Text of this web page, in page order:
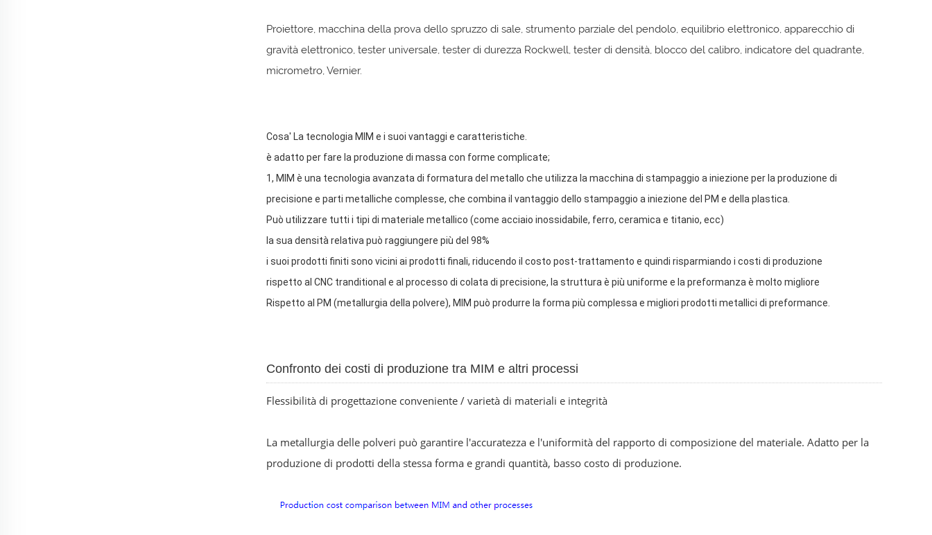
Proiettore, macchina della prova dello spruzzo di sale, strumento parziale del pendolo, equilibrio elettronico, apparecchio di
gravità elettronico, tester universale, tester di durezza Rockwell, tester di densità, blocco del calibro, indicatore del quadrante,
micrometro, Vernier.
Cosa' La tecnologia MIM e i suoi vantaggi e caratteristiche.
è adatto per fare la produzione di massa con forme complicate;
1, MIM è una tecnologia avanzata di formatura del metallo che utilizza la macchina di stampaggio a iniezione per la produzione di
precisione e parti metalliche complesse, che combina il vantaggio dello stampaggio a iniezione del PM e della plastica.
Può utilizzare tutti i tipi di materiale metallico (come acciaio inossidabile, ferro, ceramica e titanio, ecc)
la sua densità relativa può raggiungere più del 98%
i suoi prodotti finiti sono vicini ai prodotti finali, riducendo il costo post-trattamento e quindi risparmiando i costi di produzione
rispetto al CNC tranditional e al processo di colata di precisione, la struttura è più uniforme e la preformanza è molto migliore
Rispetto al PM (metallurgia della polvere), MIM può produrre la forma più complessa e migliori prodotti metallici di preformance.
Confronto dei costi di produzione tra MIM e altri processi
Flessibilità di progettazione conveniente / varietà di materiali e integrità
La metallurgia delle polveri può garantire l'accuratezza e l'uniformità del rapporto di composizione del materiale. Adatto per la
produzione di prodotti della stessa forma e grandi quantità, basso costo di produzione.